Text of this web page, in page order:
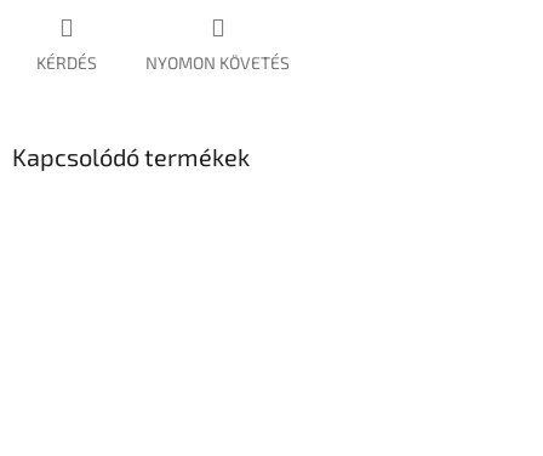
KÉRDÉS NYOMON KÖVETÉS
Kapcsolódó termékek